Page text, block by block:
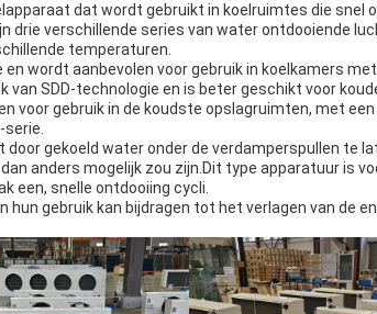
dat wordt gebruikt in koelruimtes die snel
drie verschillende series van water ontdooiende
temperaturen.
wordt aanbevolen voor gebruik in koelkamers
van SDD-technologie en is beter geschikt voor
voor gebruik in de koudste opslagruimten, met een
serie.
gekoeld water onder de verdamperspullen te
anders mogelijk zou zijn.Dit type apparatuur is
een, snelle ontdooiing cycli.
gebruik kan bijdragen tot het verlagen van de